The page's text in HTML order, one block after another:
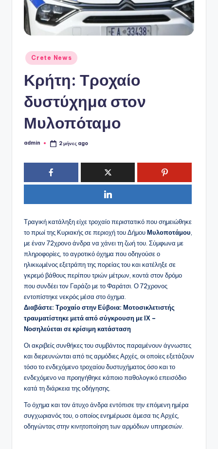
o
Αναρτήθηκε
σε
Crete News
Κρήτη: Τροχαίο
δυστύχημα στον
Μυλοπόταμο
Συγγραφέας:
admin 2 μήνες ago
Τραγική κατάληξη είχε τροχαίο περιστατικό που σημειώθηκε
το πρωί της Κυριακής σε περιοχή του ΔήμουΜυλοποτάμου
με έναν 72χρονο άνδρα να χάνει τη ζωή του. Σύμφωνα με
πληροφορίες, το αγροτικό όχημα που οδηγούσε ο
ηλικιωμένος εξετράπη της πορείας του και κατέληξε σε
γκρεμό βάθους περίπου τριών μέτρων, κοντά στον δρόμο
που συνδέει τον Γαράζο με το Φαράτσι. Ο 72χρονος
εντοπίστηκε νεκρός μέσα στο όχημα.
Διαβάστε: Τροχαίο στην Εύβοια: Μοτοσικλετιστής
τραυματίστηκε μετά από σύγκρουση με ΙΧ –
Νοσηλεύεται σε κρίσιμη κατάσταση
Οι ακριβείς συνθήκες του συμβάντος παραμένουν άγνωστες
και διερευνώνται από τις αρμόδιες Αρχές, οι οποίες εξετάζουν
τόσο το ενδεχόμενο τροχαίου δυστυχήματος όσο και το
ενδεχόμενο να προηγήθηκε κάποιο παθολογικό επεισόδιο
κατά τη διάρκεια της οδήγησης.
Το όχημα και τον άτυχο άνδρα εντόπισε την επόμενη ημέρα
συγχωριανός του, ο οποίος ενημέρωσε άμεσα τις Αρχές,
οδηγώντας στην κινητοποίηση των αρμόδιων υπηρεσιών.